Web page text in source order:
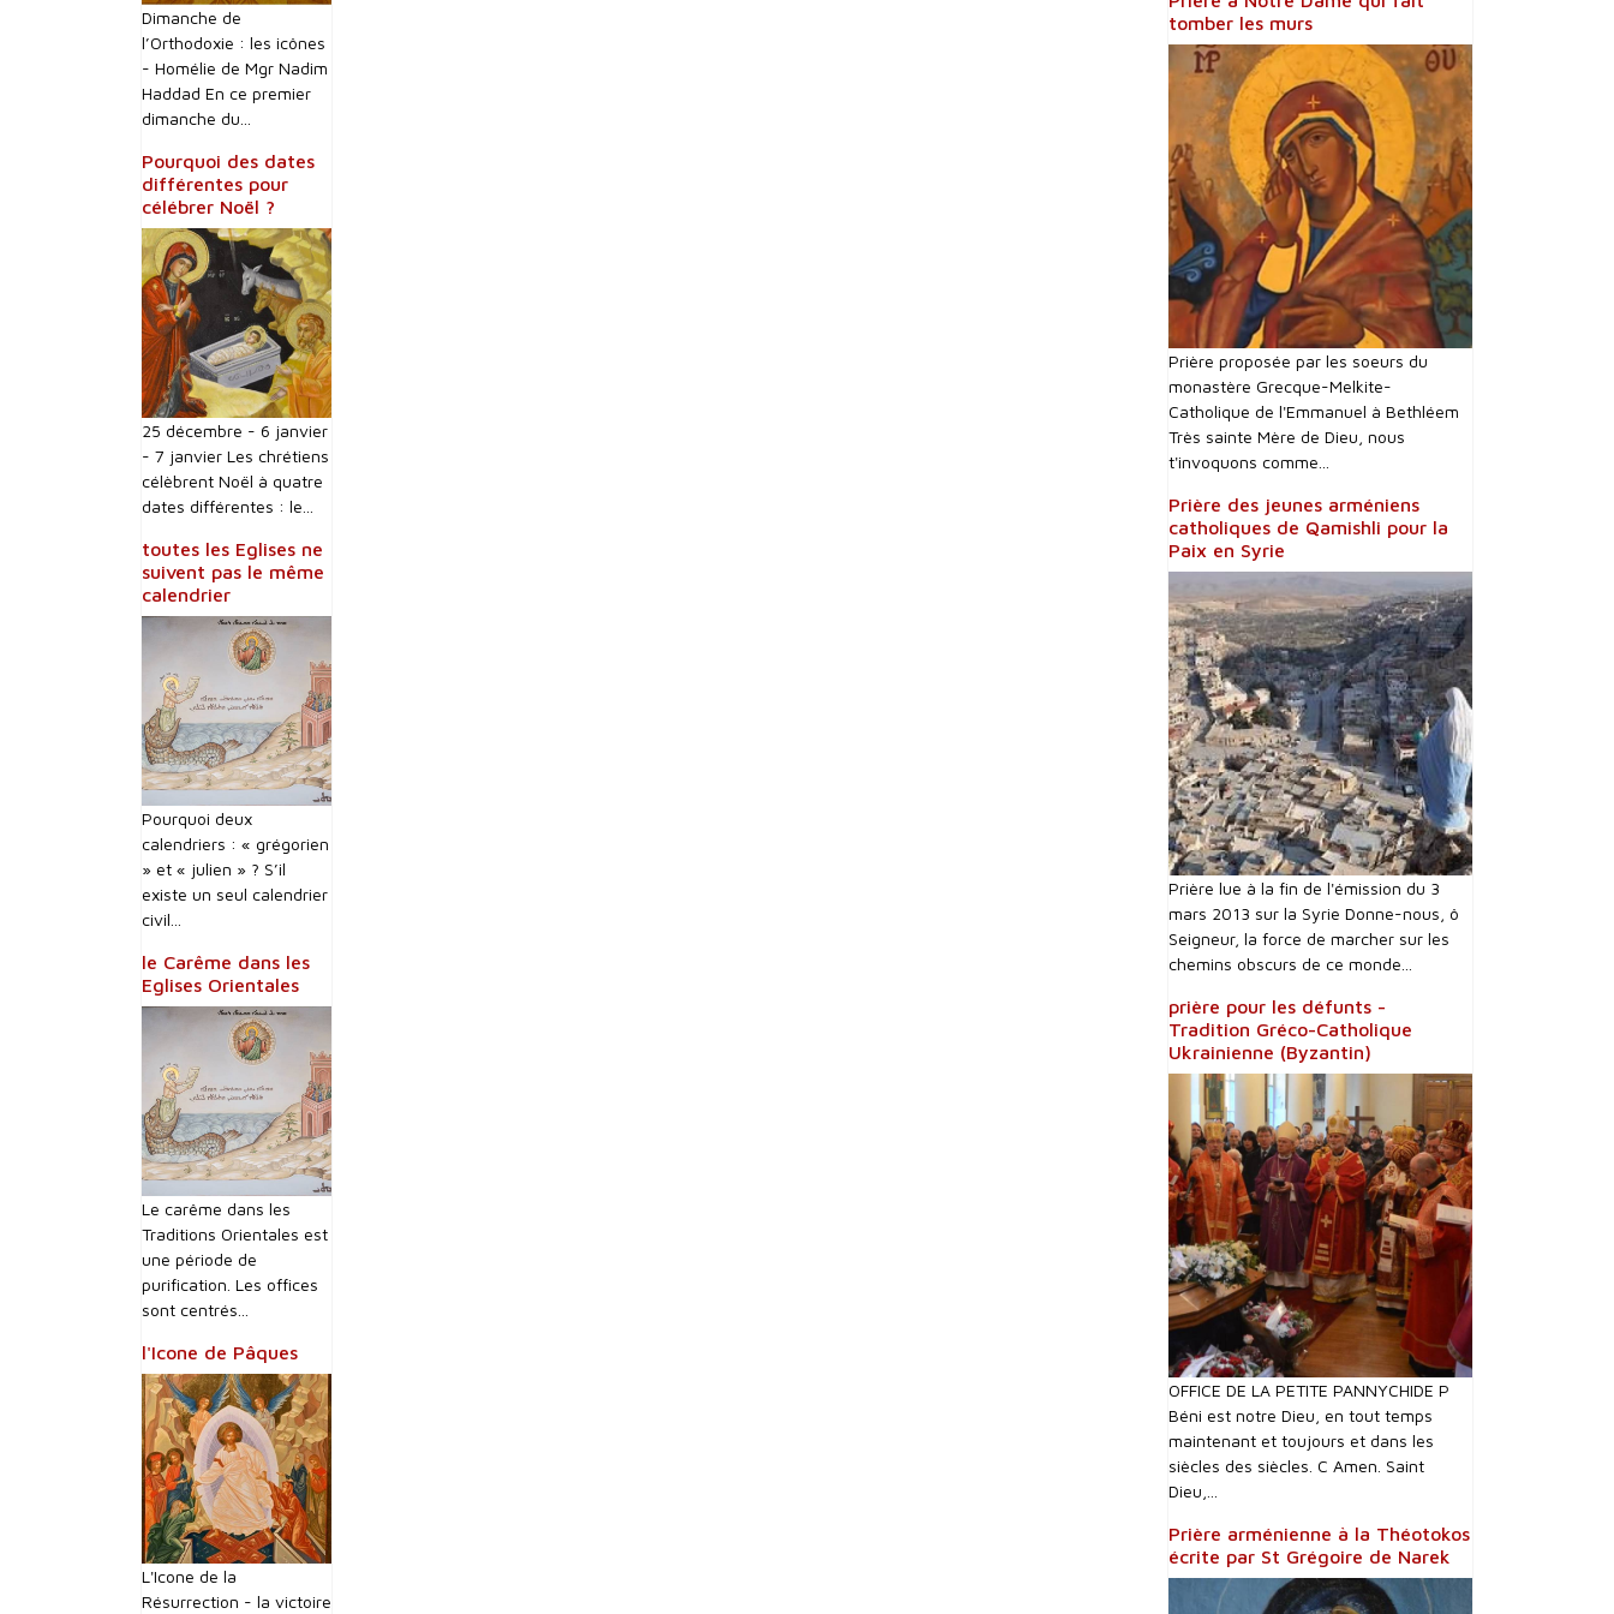
Dimanche de
l’Orthodoxie : les icônes
- Homélie de Mgr Nadim
Haddad En ce premier
dimanche du...
Pourquoi des dates
différentes pour
célébrer Noël ?
25 décembre - 6 janvier
- 7 janvier Les chrétiens
célèbrent Noël à quatre
dates différentes : le...
toutes les Eglises ne
suivent pas le même
calendrier
Pourquoi deux
calendriers : « grégorien
» et « julien » ? S’il
existe un seul calendrier
civil...
le Carême dans les
Eglises Orientales
Le carême dans les
Traditions Orientales est
une période de
purification. Les offices
sont centrés...
l'Icone de Pâques
L'Icone de la
Résurrection - la victoire
tomber les murs
Prière proposée par les soeurs du
monastère Grecque-Melkite-
Catholique de l'Emmanuel à Bethléem
Très sainte Mère de Dieu, nous
t'invoquons comme...
Prière des jeunes arméniens
catholiques de Qamishli pour la
Paix en Syrie
Prière lue à la fin de l'émission du 3
mars 2013 sur la Syrie Donne-nous, ô
Seigneur, la force de marcher sur les
chemins obscurs de ce monde...
prière pour les défunts -
Tradition Gréco-Catholique
Ukrainienne (Byzantin)
OFFICE DE LA PETITE PANNYCHIDE P
Béni est notre Dieu, en tout temps
maintenant et toujours et dans les
siècles des siècles. C Amen. Saint
Dieu,...
Prière arménienne à la Théotokos
écrite par St Grégoire de Narek